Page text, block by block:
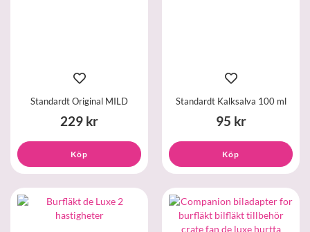
Standardt Original MILD
229 kr
Köp
Standardt Kalksalva 100 ml
95 kr
Köp